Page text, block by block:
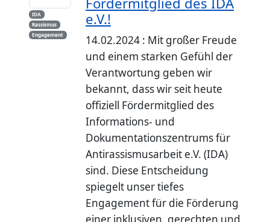
IDA
Rassismus
Engagement
e.V.!
14.02.2024 : Mit großer Freude
und einem starken Gefühl der
Verantwortung geben wir
bekannt, dass wir seit heute
offiziell Fördermitglied des
Informations- und
Dokumentationszentrums für
Antirassismusarbeit e.V. (IDA)
sind. Diese Entscheidung
spiegelt unser tiefes
Engagement für die Förderung
einer inklusiven, gerechten und